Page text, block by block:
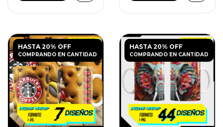
HASTA 20% OFF
COMPRANDO EN CANTIDAD
HASTA 20% OFF
COMPRANDO EN CANTIDAD